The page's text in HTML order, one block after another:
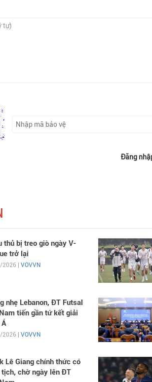
Đăng
thủ bị treo giò ngày V-
trở lại
| VOVVN
nhẹ Lebanon, ĐT Futsal
tiến gần tứ kết giải
| VOVVN
Lê Giang chính thức có
tịch, chờ ngày lên ĐT